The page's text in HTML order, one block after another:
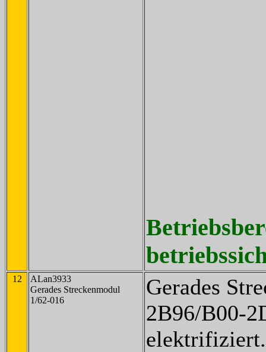
12
ALan3933
Gerades Streckenmodul
1/62-016
Gerades
2B96/B00-
elektrifiziert.